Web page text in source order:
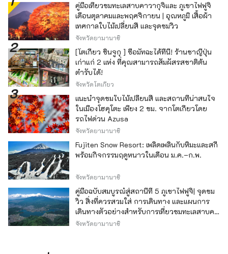
คู่มือเที่ยวชมทะเลสาบคาวากุจิและ ภูเขาไฟฟูจิ
เดือนตุลาคมและพฤศจิกายน | อุณหภูมิ เสื้อผ้า
เทศกาลใบไม้เปลี่ยนสี และจุดชมวิว
จังหวัดยามานาชิ
[โตเกียว ชินจูกุ ] ซื้อมัทฉะได้ที่นี่! ร้านชาญี่ปุ่น
เก่าแก่ 2 แห่ง ที่คุณสามารถสัมผัสรสชาติต้น
ตำรับได้!
จังหวัดโตเกียว
แนะนำจุดชมใบไม้เปลี่ยนสี และสถานที่น่าสนใจ
ในเมืองโฮคุโตะ เพียง 2 ชม. จากโตเกียวโดย
รถไฟด่วน Azusa
จังหวัดยามานาชิ
Fujiten Snow Resort: เพลิดเพลินกับหิมะและสกี
พร้อมกิจกรรมฤดูหนาวในเดือน ม.ค.–ก.พ.
จังหวัดยามานาชิ
คู่มือฉบับสมบูรณ์สู่สถานีที่ 5 ภูเขาไฟฟูจิ| จุดชม
วิว สิ่งที่ควรสวมใส่ การเดินทาง และแผนการ
เดินทางตัวอย่างสำหรับการเที่ยวชมทะเลสาบคา
วากุจิ
จังหวัดยามานาชิ